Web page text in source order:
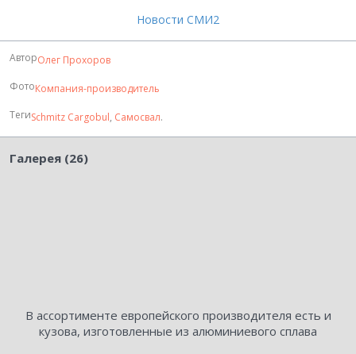
Новости СМИ2
АвторОлег Прохоров
ФотоКомпания-производитель
ТегиSchmitz Cargobul, Самосвал.
Галерея (26)
В ассортименте европейского производителя есть и
кузова, изготовленные из алюминиевого сплава